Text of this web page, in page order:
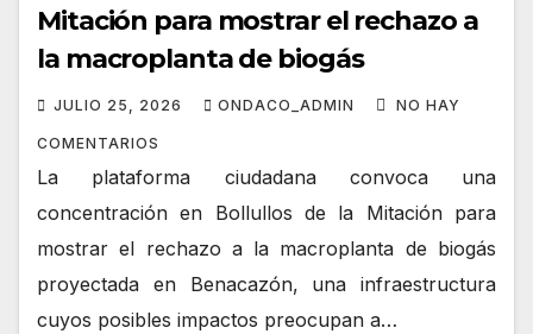
Mitación para mostrar el rechazo a
la macroplanta de biogás
JULIO 25, 2026 ONDACO_ADMIN NO HAY
COMENTARIOS
La plataforma ciudadana convoca una
concentración en Bollullos de la Mitación para
mostrar el rechazo a la macroplanta de biogás
proyectada en Benacazón, una infraestructura
cuyos posibles impactos preocupan a…